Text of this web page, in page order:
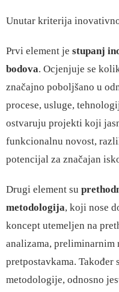
Unutar kriterija
Prvi element je stupanj
bodova. Ocjenjuje se
značajno poboljšano u
procese, usluge,
ostvaruju projekti koji
funkcionalnu novost,
potencijal za značajan
Drugi element su
metodologija, koji nose
koncept utemeljen na
analizama,
pretpostavkama.
metodologije, odnosno